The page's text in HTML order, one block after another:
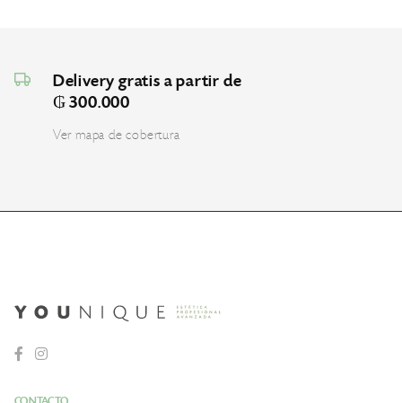
Delivery gratis a partir de
₲ 300.000
Ver mapa de cobertura